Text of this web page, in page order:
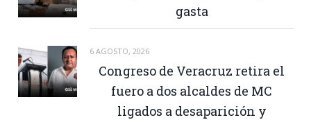
gasta
6 AGOSTO, 2026
Congreso de Veracruz retira el
fuero a dos alcaldes de MC
ligados a desaparición y